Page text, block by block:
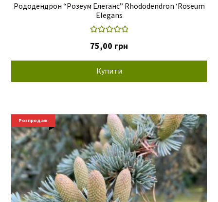
Рододендрон “Розеум Елеганс” Rhododendron ‘Roseum
Elegans
5.00з 5
75,00 грн
Купити
Розпродаж